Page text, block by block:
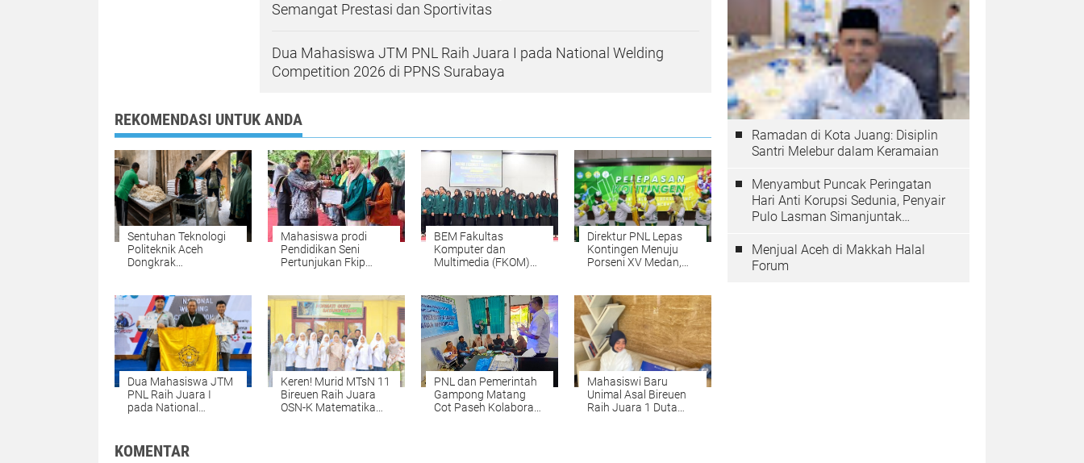
Semangat Prestasi dan Sportivitas
Dua Mahasiswa JTM PNL Raih Juara I pada National Welding
Competition 2026 di PPNS Surabaya
REKOMENDASI UNTUK ANDA
Sentuhan Teknologi
Politeknik Aceh
Dongkrak
Mahasiswa prodi
Pendidikan Seni
Pertunjukan Fkip
BEM Fakultas
Komputer dan
Multimedia (FKOM)
Direktur PNL Lepas
Kontingen Menuju
Porseni XV Medan,
Sportivitas
Dua Mahasiswa JTM
PNL Raih Juara I
pada National
Surabaya
Keren! Murid MTsN 11
Bireuen Raih Juara
OSN-K Matematika
PNL dan Pemerintah
Gampong Matang
Cot Paseh Kolaborasi
Mahasiswi Baru
Unimal Asal Bireuen
Raih Juara 1 Duta
KOMENTAR
Ramadan di Kota Juang: Disiplin
Santri Melebur dalam Keramaian
Menyambut Puncak Peringatan
Hari Anti Korupsi Sedunia, Penyair
Pulo Lasman Simanjuntak
Korupsi di Indonesia
Menjual Aceh di Makkah Halal
Forum